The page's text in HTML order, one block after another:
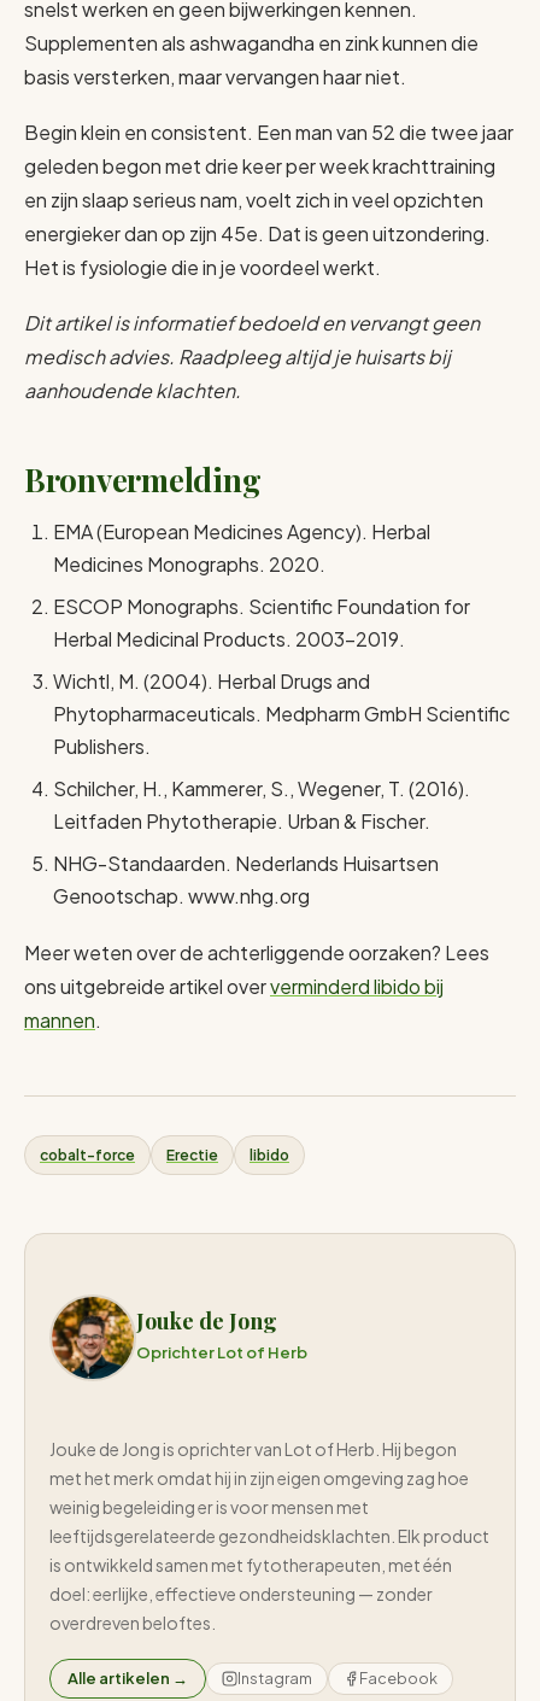
snelst werken en geen bijwerkingen kennen.
Supplementen als ashwagandha en zink kunnen die
basis versterken, maar vervangen haar niet.
Begin klein en consistent. Een man van 52 die twee jaar
geleden begon met drie keer per week krachttraining
en zijn slaap serieus nam, voelt zich in veel opzichten
energieker dan op zijn 45e. Dat is geen uitzondering.
Het is fysiologie die in je voordeel werkt.
Dit artikel is informatief bedoeld en vervangt geen
medisch advies. Raadpleeg altijd je huisarts bij
aanhoudende klachten.
Bronvermelding
EMA (European Medicines Agency). Herbal
Medicines Monographs. 2020.
ESCOP Monographs. Scientific Foundation for
Herbal Medicinal Products. 2003–2019.
Wichtl, M. (2004). Herbal Drugs and
Phytopharmaceuticals. Medpharm GmbH Scientific
Publishers.
Schilcher, H., Kammerer, S., Wegener, T. (2016).
Leitfaden Phytotherapie. Urban & Fischer.
NHG-Standaarden. Nederlands Huisartsen
Genootschap. www.nhg.org
Meer weten over de achterliggende oorzaken? Lees
ons uitgebreide artikel oververminderd libido bij
mannen.
cobalt-force Erectie libido
Jouke de Jong
Oprichter Lot of Herb
Jouke de Jong is oprichter van Lot of Herb. Hij begon
met het merk omdat hij in zijn eigen omgeving zag hoe
weinig begeleiding er is voor mensen met
leeftijdsgerelateerde gezondheidsklachten. Elk product
is ontwikkeld samen met fytotherapeuten, met één
doel: eerlijke, effectieve ondersteuning — zonder
overdreven beloftes.
Alle artikelen → Instagram Facebook